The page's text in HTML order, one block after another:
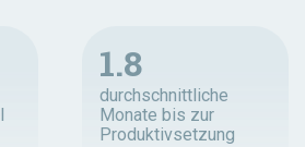
1.8
durchschnittliche
Monate bis zur
Produktivsetzung